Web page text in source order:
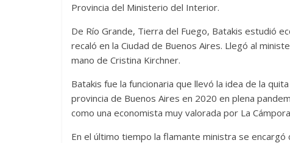
Provincia del Ministerio del Interior.
De Río Grande, Tierra del Fuego, Batakis estudió
recaló en la Ciudad de Buenos Aires. Llegó al
mano de Cristina Kirchner.
Batakis fue la funcionaria que llevó la idea de la
provincia de Buenos Aires en 2020 en plena
como una economista muy valorada por La
En el último tiempo la flamante ministra se